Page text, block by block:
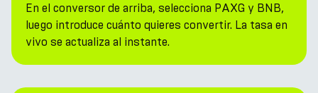
En el conversor de arriba, selecciona PAXG y BNB,
luego introduce cuánto quieres convertir. La tasa en
vivo se actualiza al instante.